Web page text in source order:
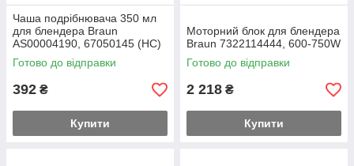
Чаша подрібнювача 350 мл
для блендера Braun
AS00004190, 67050145 (HC)
Готово до відправки
392 ₴
Купити
Моторний блок для блендера
Braun 7322114444, 600-750W
Готово до відправки
2 218 ₴
Купити